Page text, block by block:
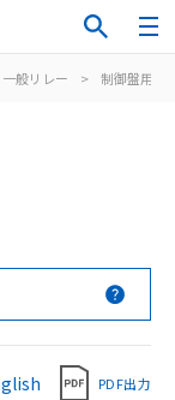
一般リレー > 制御盤用
PDF出力